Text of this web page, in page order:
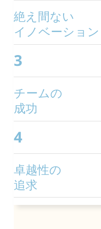
絶え間ない
イノベーション
3
チームの
成功
4
卓越性の
追求